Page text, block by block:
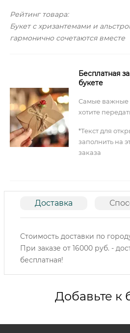
Рейтинг товара:
Букет с хризантемами и
гармонично сочетаются вместе
Бесплатная
букете
Самые важные
хотите
*Текст для
заполнить на
заказа
Доставка
Стоимость доставки по
При заказе от 16000 руб. -
бесплатная!
Добавьте к